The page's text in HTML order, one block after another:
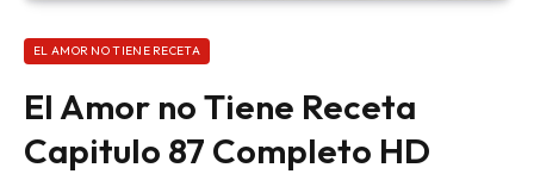
EL AMOR NO TIENE RECETA
El Amor no Tiene Receta
Capitulo 87 Completo HD